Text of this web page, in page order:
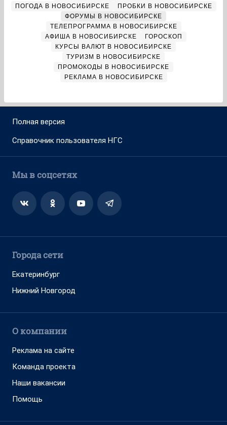
ПОГОДА В НОВОСИБИРСКЕ
ПРОБКИ В НОВОСИБИРСКЕ
ФОРУМЫ В НОВОСИБИРСКЕ
ТЕЛЕПРОГРАММА В НОВОСИБИРСКЕ
АФИША В НОВОСИБИРСКЕ
ГОРОСКОП
КУРСЫ ВАЛЮТ В НОВОСИБИРСКЕ
ТУРИЗМ В НОВОСИБИРСКЕ
ПРОМОКОДЫ В НОВОСИБИРСКЕ
РЕКЛАМА В НОВОСИБИРСКЕ
Полная версия
Справочник пользователя НГС
Мы в соцсетях
Города сети
Екатеринбург
Нижний Новгород
О компании
Реклама на сайте
Команда проекта
Наши вакансии
Помощь